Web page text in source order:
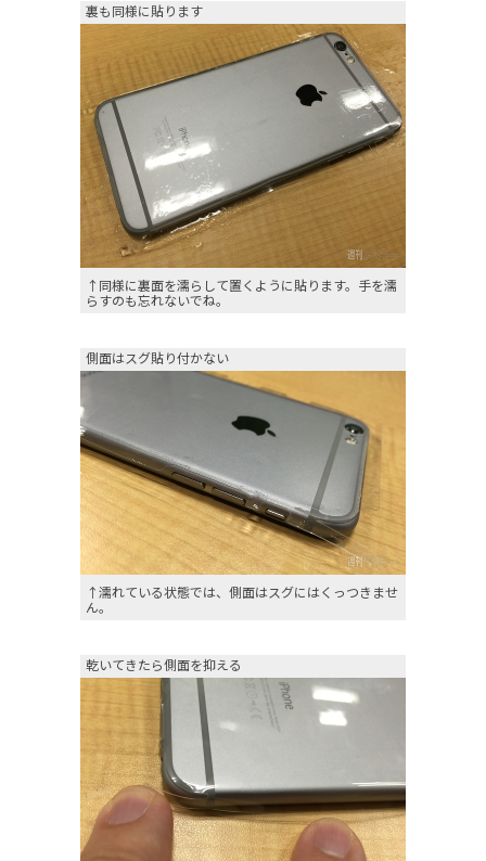
裏も同様に貼ります
↑同様に裏面を濡らして置くように貼ります。手を濡
らすのも忘れないでね。
側面はスグ貼り付かない
↑濡れている状態では、側面はスグにはくっつきませ
ん。
乾いてきたら側面を抑える